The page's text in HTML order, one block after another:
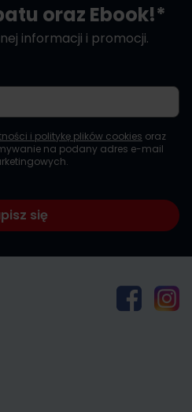
oraz Ebook!*
informacji i promocji.
i politykę plików cookies oraz
na podany adres e-mail
się